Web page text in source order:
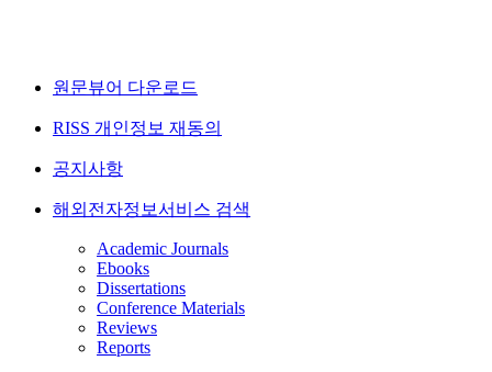
원문뷰어 다운로드
RISS 개인정보 재동의
공지사항
해외전자정보서비스 검색
Academic Journals
Ebooks
Dissertations
Conference Materials
Reviews
Reports